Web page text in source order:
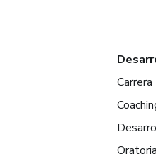
Carrera
Oratoria